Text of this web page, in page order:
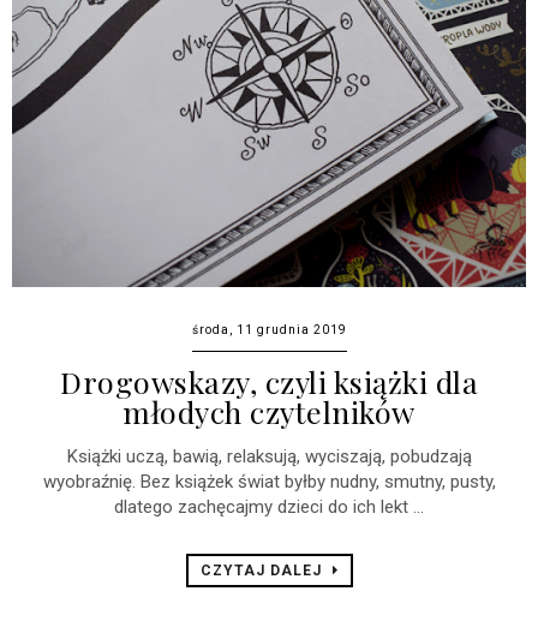
środa, 11 grudnia 2019
Drogowskazy, czyli książki dla
młodych czytelników
Książki uczą, bawią, relaksują, wyciszają, pobudzają
wyobraźnię. Bez książek świat byłby nudny, smutny, pusty,
dlatego zachęcajmy dzieci do ich lekt ...
CZYTAJ DALEJ